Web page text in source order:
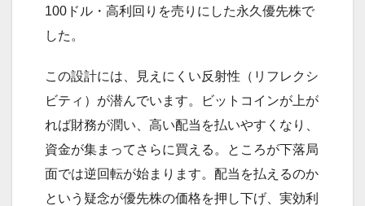
100ドル・高利回りを売りにした永久優先株で
した。
この設計には、見えにくい反射性（リフレクシ
ビティ）が潜んでいます。ビットコインが上が
れば財務が潤い、高い配当を払いやすくなり、
資金が集まってさらに買える。ところが下落局
面では逆回転が始まります。配当を払えるのか
という疑念が優先株の価格を押し下げ、実効利